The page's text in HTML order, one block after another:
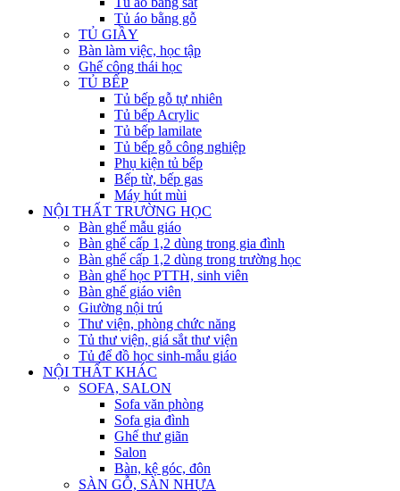
Tủ áo bằng gỗ
TỦ GIẦY
Bàn làm việc, học tập
Ghế công thái học
TỦ BẾP
Tủ bếp gỗ tự nhiên
Tủ bếp Acrylic
Tủ bếp lamilate
Tủ bếp gỗ công nghiệp
Phụ kiện tủ bếp
Bếp từ, bếp gas
Máy hút mùi
NỘI THẤT TRƯỜNG HỌC
Bàn ghế mẫu giáo
Bàn ghế cấp 1,2 dùng trong gia đình
Bàn ghế cấp 1,2 dùng trong trường học
Bàn ghế học PTTH, sinh viên
Bàn ghế giáo viên
Giường nội trú
Thư viện, phòng chức năng
Tủ thư viện, giá sắt thư viện
Tủ để đồ học sinh-mẫu giáo
NỘI THẤT KHÁC
SOFA, SALON
Sofa văn phòng
Sofa gia đình
Ghế thư giãn
Salon
Bàn, kệ góc, đôn
SÀN GỖ, SÀN NHỰA